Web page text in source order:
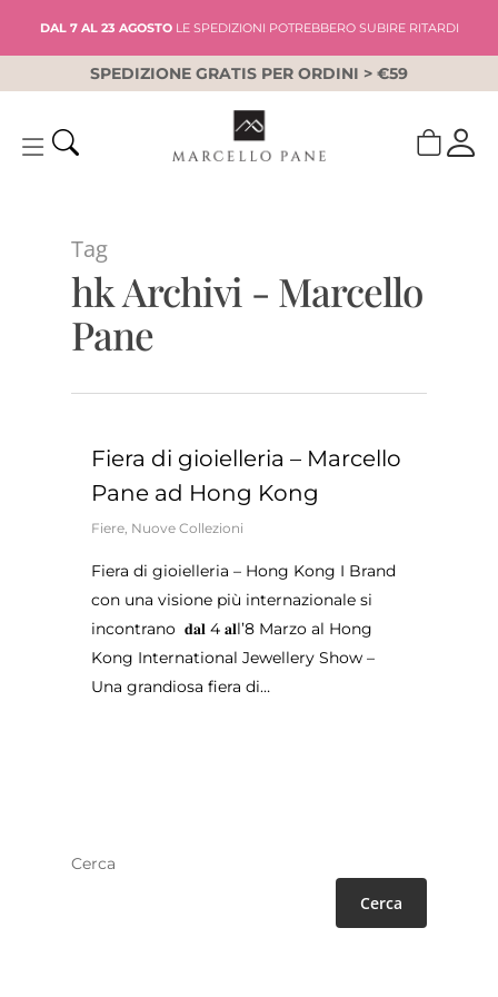
DAL 7 AL 23 AGOSTOLE SPEDIZIONI POTREBBERO SUBIRE RITARDI
SPEDIZIONE GRATIS PER ORDINI > €59
Tag
hk Archivi - Marcello
Pane
Fiera di gioielleria – Marcello
Pane ad Hong Kong
Fiere, Nuove Collezioni
Fiera di gioielleria – Hong Kong I Brand
con una visione più internazionale si
incontrano 𝐝𝐚𝐥 4 𝐚𝐥l’8 Marzo al Hong
Kong International Jewellery Show –
Una grandiosa fiera di…
Cerca
Cerca